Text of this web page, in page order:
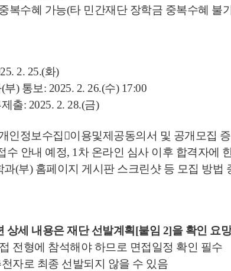
복수혜 가능(타 민간재단 장학금 중복수혜 불
2. 25.(화)
) 통보: 2025. 2. 26.(수) 17:00
출: 2025. 2. 28.(금)
인정보수집이용및제공동의서 및 공개모집
수 안내 예정, 1차 온라인 심사 이후 합격자에
(부) 홈페이지 게시판 스크린샷 등 모집 방법
상세 내용은 재단 선발계획 [붙임 2]을 확인 요망
전형에 참석해야 하므로 면접일정 확인 필수
자로 최종 선발되지 않을 수 있음